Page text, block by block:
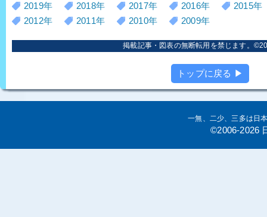
2019年
2018年 2017年 2016年
2015年
2012年
2011年 2010年 2009年
掲載記事・図表の無断転用を禁じます。
トップに戻る ▶
一無、二少、三多は日
©2006-2026